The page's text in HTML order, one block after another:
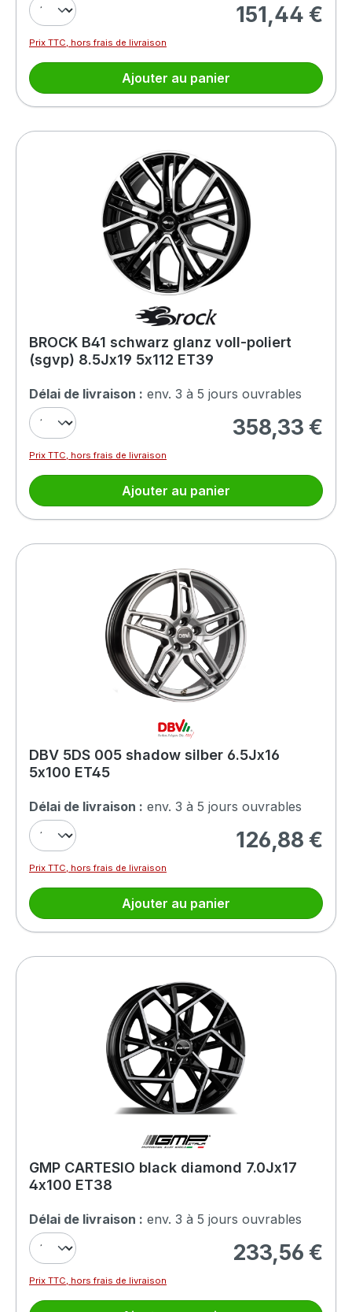
Prix régulier :
151,44 €
Prix TTC, hors frais de livraison
Ajouter au panier
BROCK B41 schwarz glanz voll-poliert
(sgvp) 8.5Jx19 5x112 ET39
Délai de livraison : env. 3 à 5 jours ouvrables
Prix régulier :
358,33 €
Prix TTC, hors frais de livraison
Ajouter au panier
DBV 5DS 005 shadow silber 6.5Jx16
5x100 ET45
Délai de livraison : env. 3 à 5 jours ouvrables
Prix régulier :
126,88 €
Prix TTC, hors frais de livraison
Ajouter au panier
GMP CARTESIO black diamond 7.0Jx17
4x100 ET38
Délai de livraison : env. 3 à 5 jours ouvrables
Prix régulier :
233,56 €
Prix TTC, hors frais de livraison